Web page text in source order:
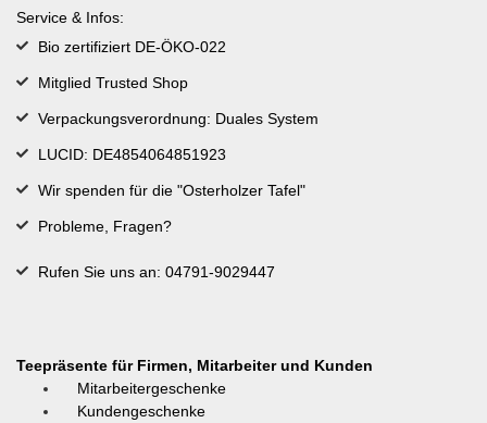
Service & Infos:
Bio zertifiziert DE-ÖKO-022
Mitglied Trusted Shop
Verpackungsverordnung: Duales System
LUCID: DE4854064851923
Wir spenden für die "Osterholzer Tafel"
Probleme, Fragen?
Rufen Sie uns an: 04791-9029447
Teepräsente für Firmen, Mitarbeiter und Kunden
Mitarbeitergeschenke
Kundengeschenke